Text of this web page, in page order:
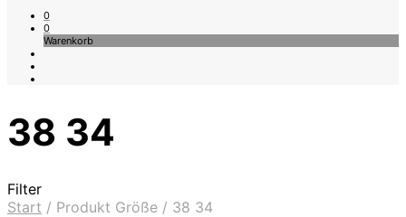
0
0
Warenkorb
38 34
Filter
Start / Produkt Größe / 38 34